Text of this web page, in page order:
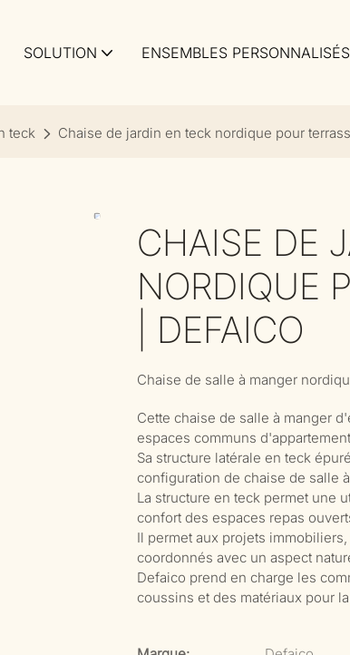
SOLUTION ENSEMBLES PERSONNALISÉS
teck Chaise de jardin en teck nordique pour
CHAISE DE
NORDIQUE
| DEFAICO
Chaise de salle à manger
Cette chaise de salle à manger
espaces communs
Sa structure latérale en teck
configuration de chaise de salle
La structure en teck permet une
confort des espaces repas
Il permet aux projets
coordonnés avec un aspect
Defaico prend en charge les
coussins et des matériaux pour